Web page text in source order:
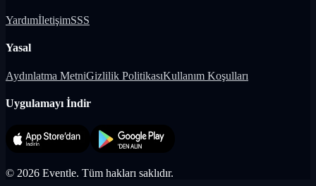
YardımİletişimSSS
Yasal
Aydınlatma MetniGizlilik PolitikasıKullanım Koşulları
Uygulamayı İndir
© 2026 Eventle. Tüm hakları saklıdır.